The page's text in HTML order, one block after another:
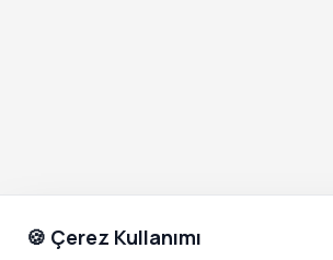
🍪 Çerez Kullanımı